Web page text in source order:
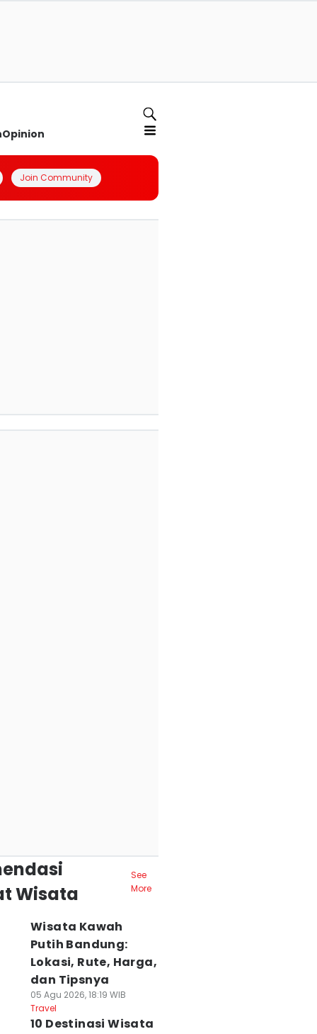
Opinion
Join Community
Wisata
See
More
Wisata Kawah
Putih Bandung:
Lokasi, Rute, Harga,
dan Tipsnya
05 Agu 2026, 18:19 WIB
Travel
10 Destinasi Wisata